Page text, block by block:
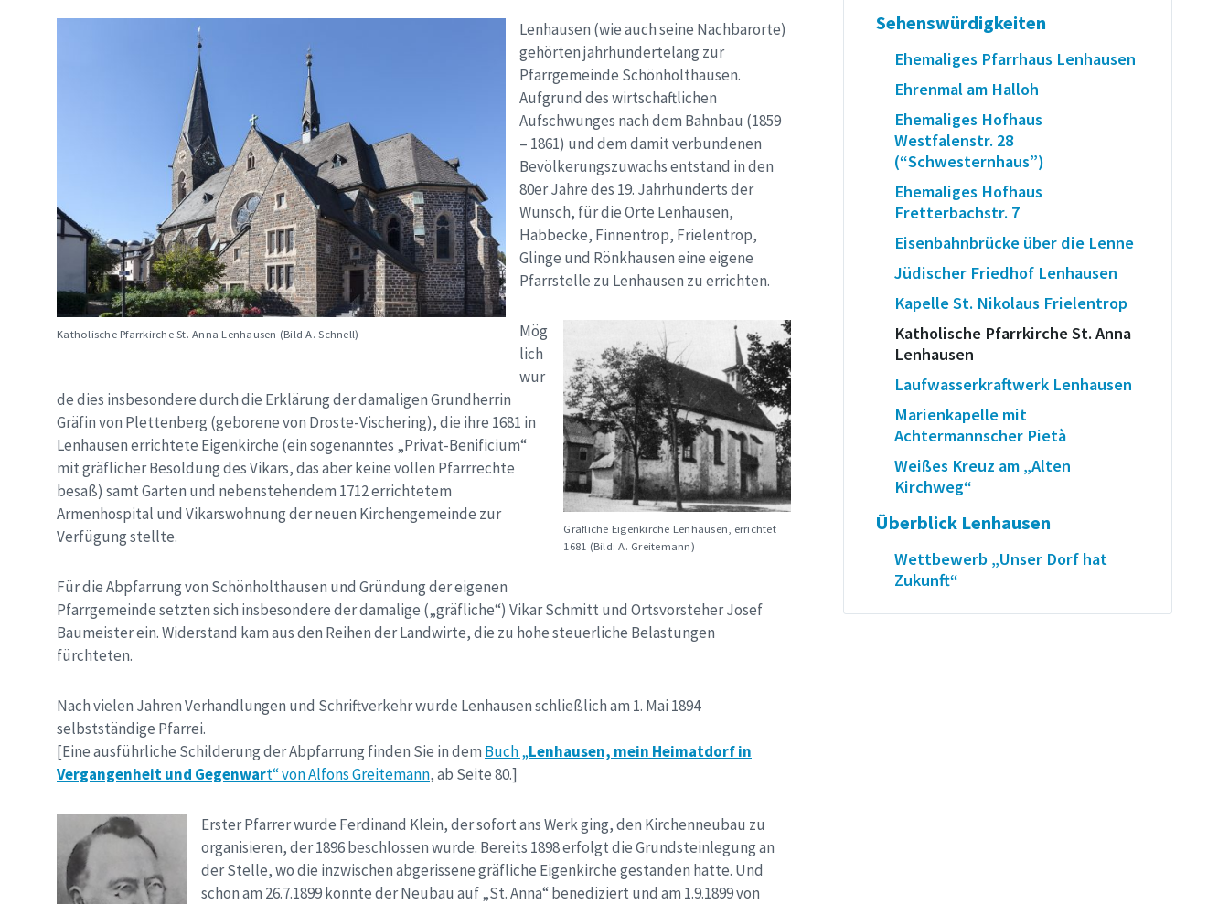
Katholische Pfarrkirche St. Anna Lenhausen (Bild A. Schnell)
Lenhausen (wie auch seine Nachbarorte)
gehörten jahrhundertelang zur
Pfarrgemeinde Schönholthausen.
Aufgrund des wirtschaftlichen
Aufschwunges nach dem Bahnbau (1859
– 1861) und dem damit verbundenen
Bevölkerungszuwachs entstand in den
80er Jahre des 19. Jahrhunderts der
Wunsch, für die Orte Lenhausen,
Habbecke, Finnentrop, Frielentrop,
Glinge und Rönkhausen eine eigene
Pfarrstelle zu Lenhausen zu errichten.
Gräfliche Eigenkirche Lenhausen, errichtet
1681 (Bild: A. Greitemann)
Mög
lich
wur
de dies insbesondere durch die Erklärung der damaligen Grundherrin
Gräfin von Plettenberg (geborene von Droste-Vischering), die ihre 1681 in
Lenhausen errichtete Eigenkirche (ein sogenanntes „Privat-Benificium“
mit gräflicher Besoldung des Vikars, das aber keine vollen Pfarrrechte
besaß) samt Garten und nebenstehendem 1712 errichtetem
Armenhospital und Vikarswohnung der neuen Kirchengemeinde zur
Verfügung stellte.
Für die Abpfarrung von Schönholthausen und Gründung der eigenen
Pfarrgemeinde setzten sich insbesondere der damalige („gräfliche“) Vikar Schmitt und Ortsvorsteher Josef
Baumeister ein. Widerstand kam aus den Reihen der Landwirte, die zu hohe steuerliche Belastungen
fürchteten.
Nach vielen Jahren Verhandlungen und Schriftverkehr wurde Lenhausen schließlich am 1. Mai 1894
selbstständige Pfarrei.
[Eine ausführliche Schilderung der Abpfarrung finden Sie in dem Buch „Lenhausen, mein Heimatdorf in
Vergangenheit und Gegenwart“ von Alfons Greitemann, ab Seite 80.]
Erster Pfarrer wurde Ferdinand Klein, der sofort ans Werk ging, den Kirchenneubau zu
organisieren, der 1896 beschlossen wurde. Bereits 1898 erfolgt die Grundsteinlegung an
der Stelle, wo die inzwischen abgerissene gräfliche Eigenkirche gestanden hatte. Und
schon am 26.7.1899 konnte der Neubau auf „St. Anna“ benediziert und am 1.9.1899 von
Sehenswürdigkeiten
Ehemaliges Pfarrhaus Lenhausen
Ehrenmal am Halloh
Ehemaliges Hofhaus
Westfalenstr. 28
(“Schwesternhaus”)
Ehemaliges Hofhaus
Fretterbachstr. 7
Eisenbahnbrücke über die Lenne
Jüdischer Friedhof Lenhausen
Kapelle St. Nikolaus Frielentrop
Katholische Pfarrkirche St. Anna
Lenhausen
Laufwasserkraftwerk Lenhausen
Marienkapelle mit
Achtermannscher Pietà
Weißes Kreuz am „Alten
Kirchweg“
Überblick Lenhausen
Wettbewerb „Unser Dorf hat
Zukunft“